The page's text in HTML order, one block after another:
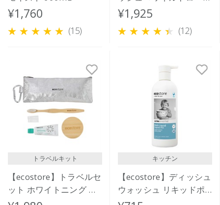
¥1,760
(15)
＆シダー＞900mL
¥1,925
(12)
トラベルキット
【ecostore】トラベルセ
ット ホワイトニング ペ
ーパーポーチ
キッチン
【ecostore】ディッシュ
ウォッシュ リキッドポ
ンプ ＜無香料＞ 350mL